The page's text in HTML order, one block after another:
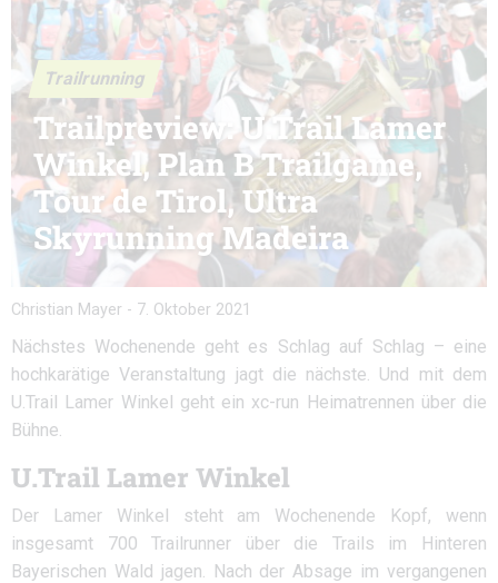
Trailrunning
Trailpreview: U.Trail Lamer
Winkel, Plan B Trailgame,
Tour de Tirol, Ultra
Skyrunning Madeira
Christian Mayer - 7. Oktober 2021
Nächstes Wochenende geht es Schlag auf Schlag – eine
hochkarätige Veranstaltung jagt die nächste. Und mit dem
U.Trail Lamer Winkel geht ein xc-run Heimatrennen über die
Bühne.
U.Trail Lamer Winkel
Der Lamer Winkel steht am Wochenende Kopf, wenn
insgesamt 700 Trailrunner über die Trails im Hinteren
Bayerischen Wald jagen. Nach der Absage im vergangenen